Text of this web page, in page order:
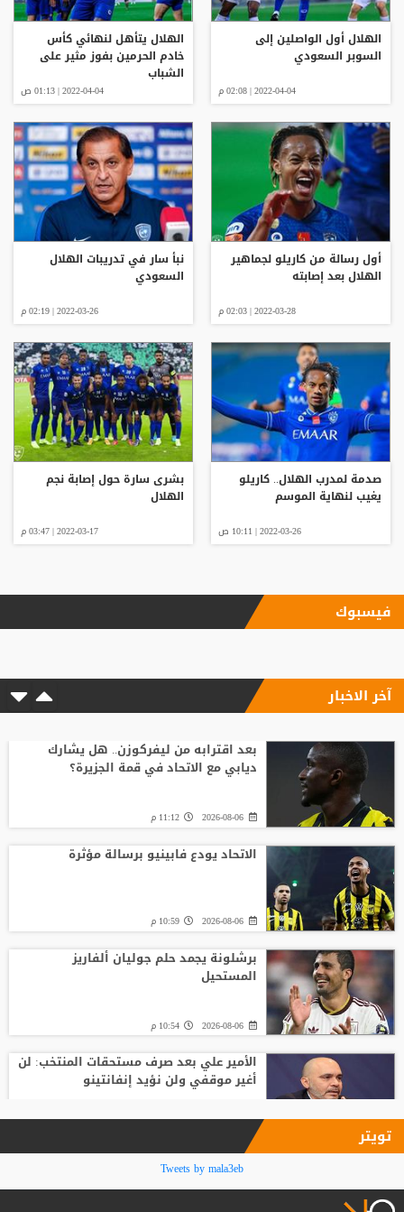
الهلال أول الواصلين إلى
السوبر السعودي
2022-04-04 | 02:08 م
الهلال يتأهل لنهائي كأس
خادم الحرمين بفوز مثير على
الشباب
2022-04-04 | 01:13 ص
أول رسالة من كاريلو لجماهير
الهلال بعد إصابته
2022-03-28 | 02:03 م
نبأ سار في تدريبات الهلال
السعودي
2022-03-26 | 02:19 م
صدمة لمدرب الهلال.. كاريلو
يغيب لنهاية الموسم
2022-03-26 | 10:11 ص
بشرى سارة حول إصابة نجم
الهلال
2022-03-17 | 03:47 م
فيسبوك
آخر الاخبار
بعد اقترابه من ليفركوزن.. هل يشارك
ديابي مع الاتحاد في قمة الجزيرة؟
2026-08-06 11:12 م
الاتحاد يودع فابينيو برسالة مؤثرة
2026-08-06 10:59 م
برشلونة يجمد حلم جوليان ألفاريز
المستحيل
2026-08-06 10:54 م
الأمير علي بعد صرف مستحقات المنتخب: لن
أغير موقفي ولن نؤيد إنفانتينو
فينيسيوس جونيور يمدد عقده مع ريال
مدريد حتى 2032
تويتر
Tweets by mala3eb